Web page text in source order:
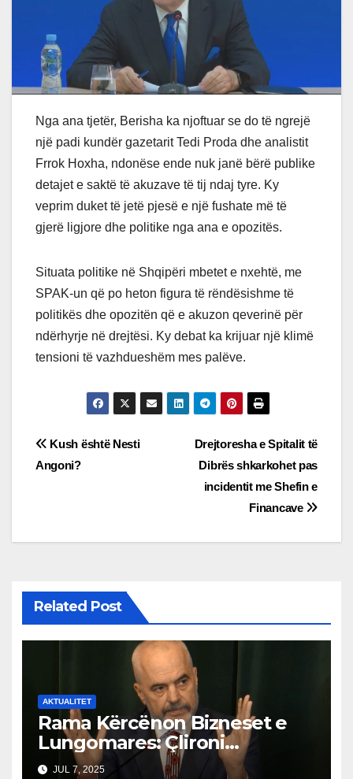
Nga ana tjetër, Berisha ka njoftuar se do të ngrejë
një padi kundër gazetarit Tedi Proda dhe analistit
Frrok Hoxha, ndonëse ende nuk janë bërë publike
detajet e saktë të akuzave të tij ndaj tyre. Ky
veprim duket të jetë pjesë e një fushate më të
gjerë ligjore dhe politike nga ana e opozitës.
Situata politike në Shqipëri mbetet e nxehtë, me
SPAK-un që po heton figura të rëndësishme të
politikës dhe opozitën që e akuzon qeverinë për
ndërhyrje në drejtësi. Ky debat ka krijuar një klimë
tensioni të vazhdueshëm mes palëve.
Post
navigation
Drejtoresha e Spitalit të
Dibrës shkarkohet pas
incidentit me Shefin e
Financave
Kush është Nesti
Angoni?
Related Post
AKTUALITET
Rama Kërcënon Bizneset e
Lungomares: Çlironi
Trotuaret ose do të
JUL 7, 2025